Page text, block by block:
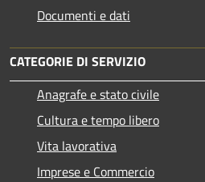
Documenti e dati
CATEGORIE DI SERVIZIO
Anagrafe e stato civile
Cultura e tempo libero
Vita lavorativa
Imprese e Commercio